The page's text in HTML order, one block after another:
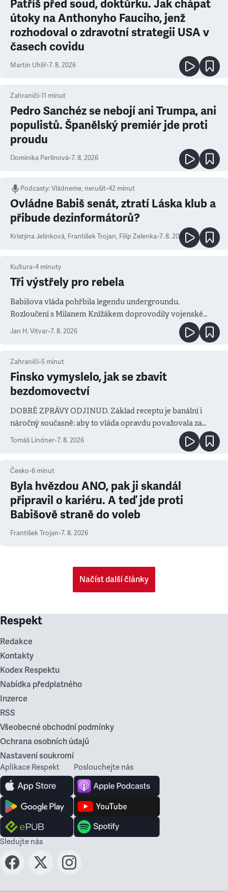
Patříš před soud, doktůrku. Jak chápat
útoky na Anthonyho Fauciho, jenž
rozhodoval o zdravotní strategii USA v
časech covidu
Martin Uhlíř•7. 8. 2026
Zahraničí•11 minut
Pedro Sanchéz se nebojí ani Trumpa, ani
populistů. Španělský premiér jde proti
proudu
Dominika Perlínová•7. 8. 2026
Podcasty:Vládneme, nerušit•42 minut
Ovládne Babiš senát, ztratí Láska klub a
přibude dezinformátorů?
Kristýna Jelínková, František Trojan, Filip Zelenka•7. 8. 2026
Kultura•4 minuty
Tři výstřely pro rebela
Babišova vláda pohřbila legendu undergroundu.
Rozloučení s Milanem Knížákem doprovodily vojenské
Jan H. Vitvar•7. 8. 2026
Zahraničí•5 minut
Finsko vymyslelo, jak se zbavit
bezdomovectví
DOBRÉ ZPRÁVY ODJINUD. Základ receptu je banální i
náročný současně: aby to vláda opravdu považovala za
Tomáš Lindner•7. 8. 2026
Česko•6 minut
Byla hvězdou ANO, pak ji skandál
připravil o kariéru. A teď jde proti
Babišově straně do voleb
František Trojan•7. 8. 2026
Načíst další články
Respekt
Redakce
Kontakty
Kodex Respektu
Nabídka předplatného
Inzerce
RSS
Všeobecné obchodní podmínky
Ochrana osobních údajů
Nastavení soukromí
Aplikace Respekt Poslouchejte nás
Sledujte nás